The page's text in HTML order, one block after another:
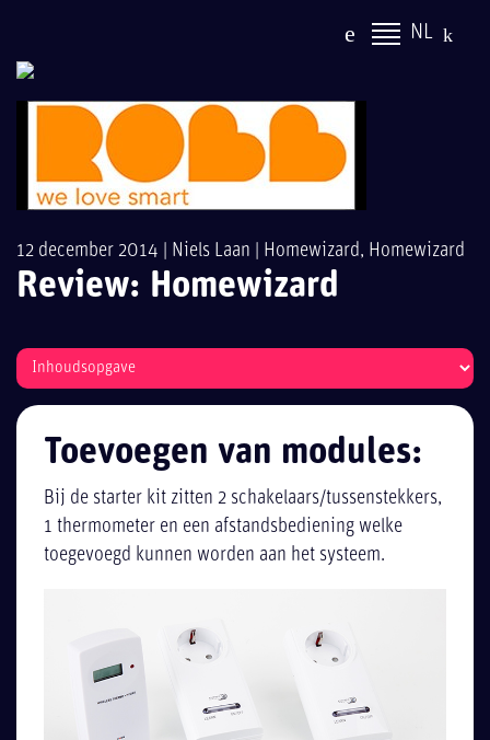
NL
12 december 2014 | Niels Laan Homewizard, Homewizard
Review: Homewizard
Toevoegen van modules:
Bij de starter kit zitten 2 schakelaars/tussenstekkers,
1 thermometer en een afstandsbediening welke
toegevoegd kunnen worden aan het systeem.